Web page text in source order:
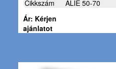
Cikkszám
ALIE 50-70
Ár: Kérjen
ajánlatot